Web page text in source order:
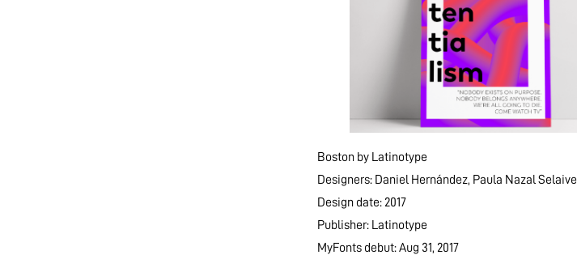
Boston by Latinotype
Designers: Daniel Hernández, Paula Nazal Selaive
Design date: 2017
Publisher: Latinotype
MyFonts debut: Aug 31, 2017